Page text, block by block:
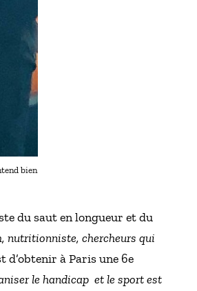
bien
du saut en longueur et du
nutritionniste, chercheurs qui
à Paris une 6e
le handicap et le sport est